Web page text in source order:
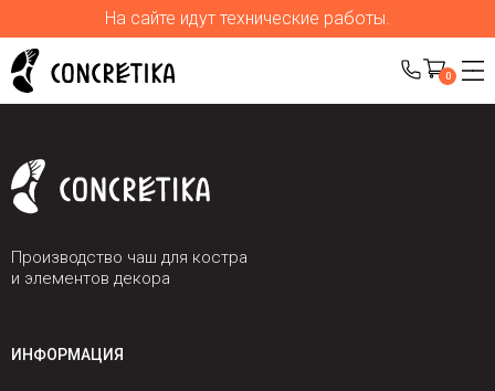
На сайте идут технические работы.
0
Производство чаш для костра
и элементов декора
ИНФОРМАЦИЯ